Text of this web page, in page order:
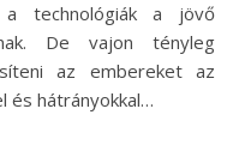
technológiák a jövő
De vajon tényleg
az embereket az
és hátrányokkal…